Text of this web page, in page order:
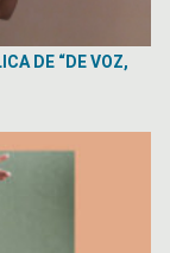
DE “DE VOZ,